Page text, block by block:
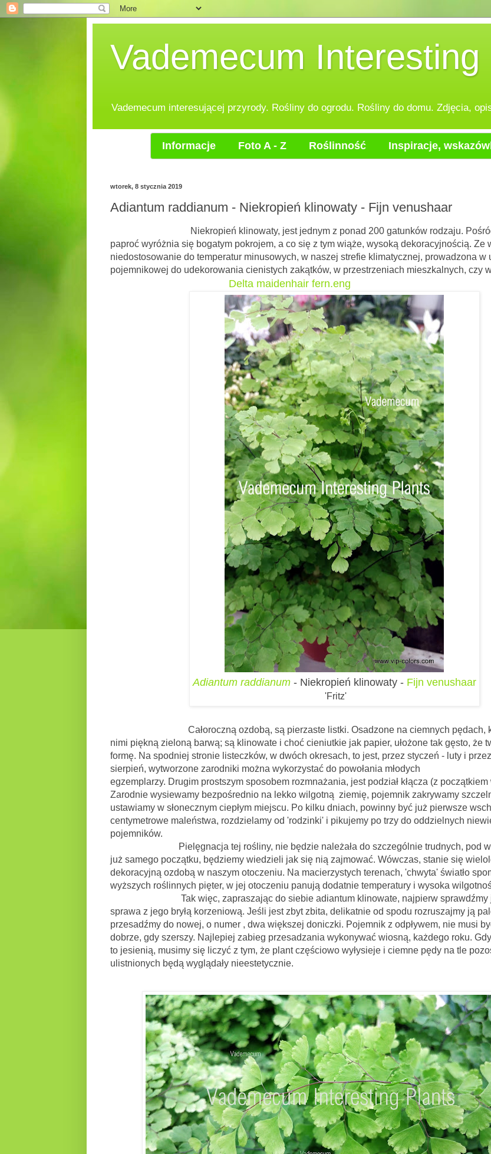
Vademecum Interesting
Vademecum interesującej przyrody. Rośliny do ogrodu. Rośliny do domu. Zdjęcia,
Informacje Foto A - Z Roślinność Inspiracje,
wtorek, 8 stycznia 2019
Adiantum raddianum - Niekropień klinowaty - Fijn venushaar
Niekropień klinowaty, jest jednym z ponad 200 gatunków rodzaju.
paproć wyróżnia się bogatym pokrojem, a co się z tym wiąże, wysoką dekoracyjnością. Ze
niedostosowanie do temperatur minusowych, w naszej strefie klimatycznej, prowadzona w
pojemnikowej do udekorowania cienistych zakątków, w przestrzeniach mieszkalnych, czy
Delta maidenhair fern.eng
Adiantum raddianum- Niekropień klinowaty - Fijn venushaar
'Fritz'
Całoroczną ozdobą, są pierzaste listki. Osadzone na ciemnych pędach,
nimi piękną zieloną barwą; są klinowate i choć cieniutkie jak papier, ułożone tak gęsto, że
formę. Na spodniej stronie listeczków, w dwóch okresach, to jest, przez styczeń - luty i
sierpień, wytworzone zarodniki można wykorzystać do powołania młodych
egzemplarzy. Drugim prostszym sposobem rozmnażania, jest podział kłącza (z początkiem
Zarodnie wysiewamy bezpośrednio na lekko wilgotną ziemię, pojemnik zakrywamy
ustawiamy w słonecznym ciepłym miejscu. Po kilku dniach, powinny być już pierwsze
centymetrowe maleństwa, rozdzielamy od 'rodzinki' i pikujemy po trzy do oddzielnych
pojemników.
Pielęgnacja tej rośliny, nie będzie należała do szczególnie trudnych, pod
już samego początku, będziemy wiedzieli jak się nią zajmować. Wówczas, stanie się
dekoracyjną ozdobą w naszym otoczeniu. Na macierzystych terenach, 'chwyta' światło
wyższych roślinnych pięter, w jej otoczeniu panują dodatnie temperatury i wysoka
Tak więc, zapraszając do siebie adiantum klinowate, najpierw sprawdźmy
sprawa z jego bryłą korzeniową. Jeśli jest zbyt zbita, delikatnie od spodu rozruszajmy ją
przesadźmy do nowej, o numer , dwa większej doniczki. Pojemnik z odpływem, nie musi
dobrze, gdy szerszy. Najlepiej zabieg przesadzania wykonywać wiosną, każdego roku.
to jesienią, musimy się liczyć z tym, że plant częściowo wyłysieje i ciemne pędy na tle
ulistnionych będą wyglądały nieestetycznie.